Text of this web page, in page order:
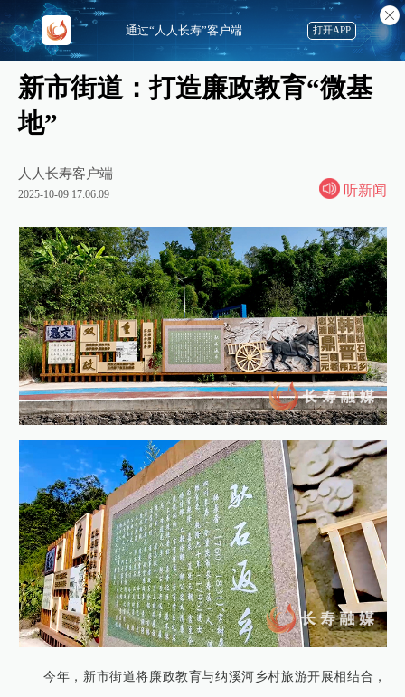
新市街道：打造廉政教育“微基
地”
人人长寿客户端
2025-10-09 17:06:09 听新闻
今年，新市街道将廉政教育与纳溪河乡村旅游开展相结合，
通过“人人长寿”客户端 打开APP